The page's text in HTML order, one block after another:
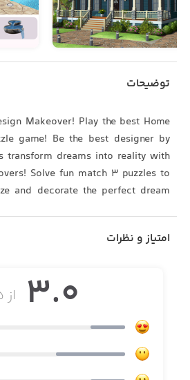
توضیحات
Makeover! Play the best Home
game! Be the best designer by
transform dreams into reality with
Solve fun match 3 puzzles to
and decorate the perfect dream
a Farmhouse style or go Modern?
You decide, you design!
امتیاز و نظرات
از ۵ 3.0